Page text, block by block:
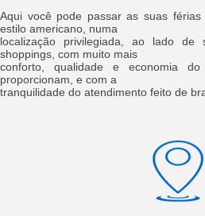
Aqui você pode passar as suas
estilo americano, numa
localização privilegiada, ao lado de
shoppings, com muito mais
conforto, qualidade e economia
proporcionam, e com a
tranquilidade do atendimento feito de